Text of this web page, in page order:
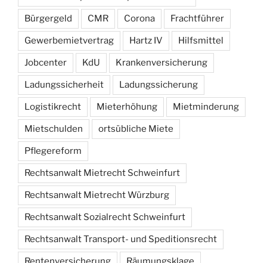
Bürgergeld CMR Corona Frachtführer
Gewerbemietvertrag Hartz IV Hilfsmittel
Jobcenter KdU Krankenversicherung
Ladungssicherheit Ladungssicherung
Logistikrecht Mieterhöhung Mietminderung
Mietschulden ortsübliche Miete
Pflegereform
Rechtsanwalt Mietrecht Schweinfurt
Rechtsanwalt Mietrecht Würzburg
Rechtsanwalt Sozialrecht Schweinfurt
Rechtsanwalt Transport- und Speditionsrecht